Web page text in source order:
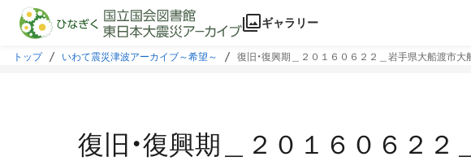
本文に飛ぶ
ギャラリー
トップ いわて震災津波アーカイブ～希望～ 復旧・復興期＿２０１６０６２２＿岩手県大船渡市大
復旧・復興期＿２０１６０６２